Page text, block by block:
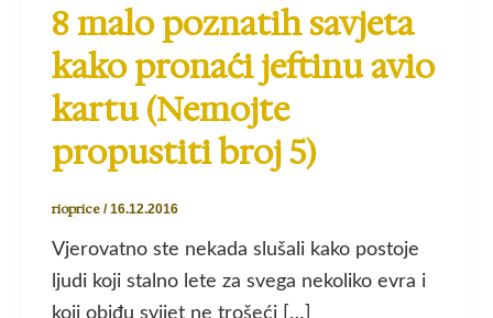
8 malo poznatih savjeta
kako pronaći jeftinu avio
kartu (Nemojte
propustiti broj 5)
rioprice /16.12.2016
Vjerovatno ste nekada slušali kako postoje
ljudi koji stalno lete za svega nekoliko evra i
koji obiđu svijet ne trošeći […]